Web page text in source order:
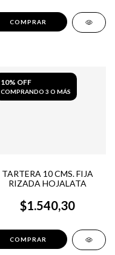
10% OFF
COMPRANDO 3 O MÁS
TARTERA 10 CMS. FIJA
RIZADA HOJALATA
$1.540,30